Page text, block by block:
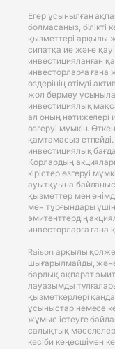
Егер ұсынылған
болмасаңыз, білікті
қызметтері арқылы
сипатқа ие және
инвестицияланған
инвесторларға
өздерінің өтімді
жол бермеу
инвестициялық
ал оның нәтижелері
өзгеруі мүмкін.
қамтамасыз
инвестициялық
Қорлардың
кірістер өзгеруі
ауытқуына
қызметтер мен
мен тұрғындары
эмитенттердің
инвесторларға ғана
Raison арқылы
шығарылмайды,
барлық ақпарат
лауазымды
қызметкерлері
ұсыныстар немесе
жұмыс істеуге
салықтық мәселелер
кәсіби кеңесшімен